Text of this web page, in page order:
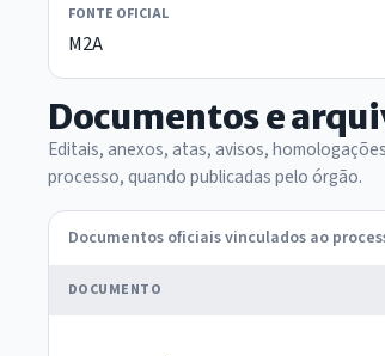
FONTE OFICIAL
M2A
Documentos e
Editais, anexos, atas, avisos,
processo, quando publicadas pelo órgão.
Documentos oficiais vinculados ao
DOCUMENTO